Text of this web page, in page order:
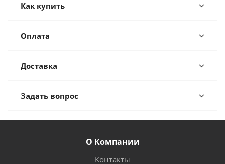
Как купить
Оплата
Доставка
Задать вопрос
О Компании
Контакты